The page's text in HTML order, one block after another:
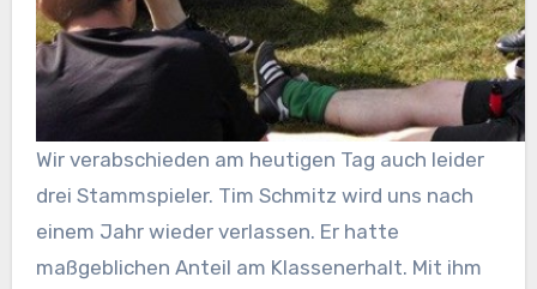
Wir verabschieden am heutigen Tag auch leider
drei Stammspieler. Tim Schmitz wird uns nach
einem Jahr wieder verlassen. Er hatte
maßgeblichen Anteil am Klassenerhalt. Mit ihm